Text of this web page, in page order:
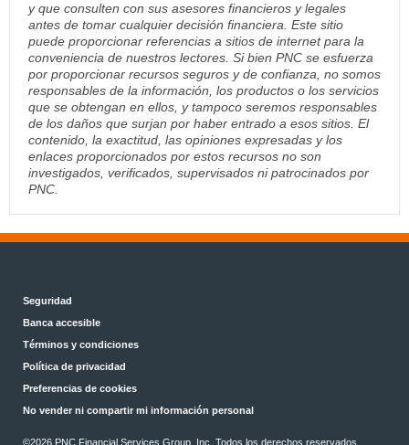
y que consulten con sus asesores financieros y legales
antes de tomar cualquier decisión financiera. Este sitio
puede proporcionar referencias a sitios de internet para la
conveniencia de nuestros lectores. Si bien PNC se esfuerza
por proporcionar recursos seguros y de confianza, no somos
responsables de la información, los productos o los servicios
que se obtengan en ellos, y tampoco seremos responsables
de los daños que surjan por haber entrado a esos sitios. El
contenido, la exactitud, las opiniones expresadas y los
enlaces proporcionados por estos recursos no son
investigados, verificados, supervisados ni patrocinados por
PNC.
Seguridad
Banca accesible
Términos y condiciones
Política de privacidad
Preferencias de cookies
No vender ni compartir mi información personal
©2026 PNC Financial Services Group, Inc. Todos los derechos reservados.